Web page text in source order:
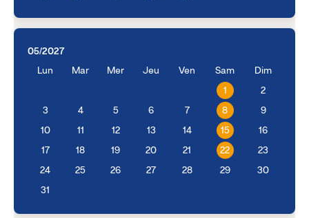
05/2027
Lun
Mar Mer Jeu Ven Sam Dim
1 2
3 4 5 6 7 8 9
10 11 12 13 14 15 16
17 18 19 20 21 22 23
24 25 26 27 28 29 30
31